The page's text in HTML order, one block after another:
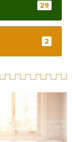
29
2